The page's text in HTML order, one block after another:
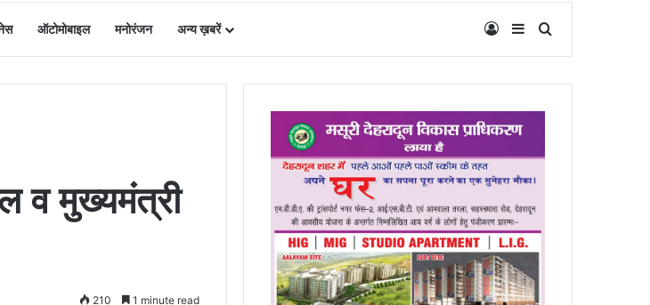
ऑटोमोबाइल मनोरंजन अन्य ख़बरें Log InSidebar
व मुख्यमंत्री
210 1 minute read